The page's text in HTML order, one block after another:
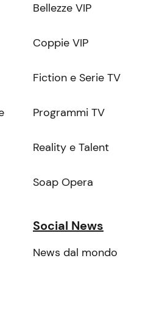
Bellezze VIP
Coppie VIP
Fiction e Serie TV
Programmi TV
Reality e Talent
Soap Opera
Social News
News dal mondo